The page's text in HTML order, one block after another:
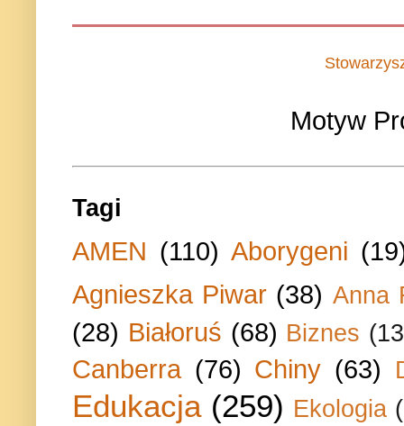
Motyw
Tagi
AMEN (110) Aborygeni
Agnieszka Piwar (38) Anna
(28) Białoruś (68) Biznes
Canberra (76) Chiny (63)
Edukacja (259) Ekologia